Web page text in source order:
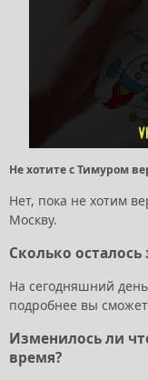
Не хотите с Тимуром
Нет, пока не хотим
Москву.
Сколько осталось
На сегодняшний
подробнее вы
Изменилось ли
время?